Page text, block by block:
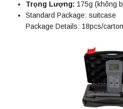
Trọng Lượng: 175g (không
Standard Package: suitcase
Package Details: 18pcs/